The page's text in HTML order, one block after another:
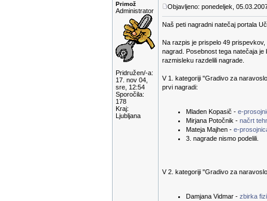
Primož
Administrator
Pridružen/-a:
17. nov 04,
sre, 12:54
Sporočila:
178
Kraj:
Ljubljana
Objavljeno: ponedeljek,
Naš peti nagradni natečaj portala
Na razpis je prispelo 49
nagrad. Posebnost tega natečaja
razmisleku razdelili nagrade.
V 1. kategoriji "Gradivo za
prvi nagradi:
Mladen Kopasič - e-
Mirjana Potočnik - načrt
Mateja Majhen - e-
3. nagrade nismo podelili.
V 2. kategoriji "Gradivo za
Damjana Vidmar - zbirka